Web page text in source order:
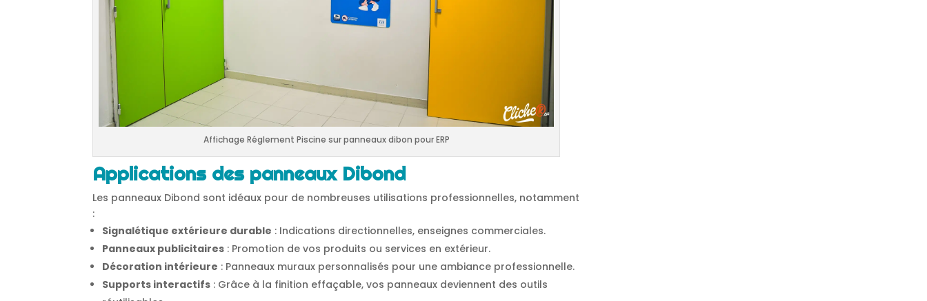
Affichage Réglement Piscine sur panneaux dibon pour ERP
Applications des panneaux Dibond
Les panneaux Dibond sont idéaux pour de nombreuses utilisations professionnelles, notamment
:
Signalétique extérieure durable : Indications directionnelles, enseignes commerciales.
Panneaux publicitaires : Promotion de vos produits ou services en extérieur.
Décoration intérieure : Panneaux muraux personnalisés pour une ambiance professionnelle.
Supports interactifs : Grâce à la finition effaçable, vos panneaux deviennent des outils